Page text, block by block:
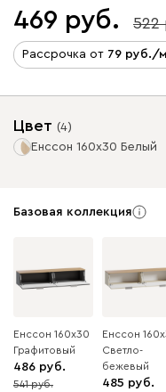
469 522
Рассрочка от 79 /
Цвет (4)
Енссон 160x30 Белый
Базовая коллекция
Енссон 160x30
Графитовый
486
10
541
Енссон
Светло-
бежевый
485